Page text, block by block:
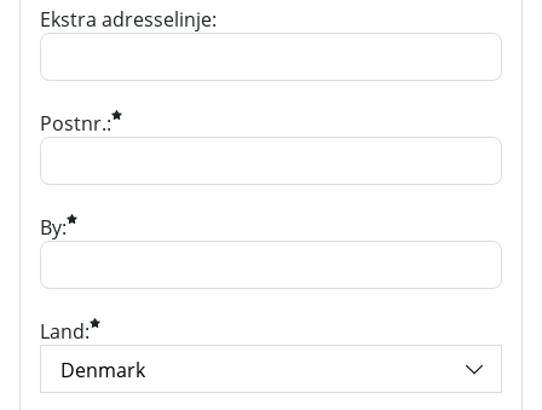
Ekstra adresselinje:
Postnr.:
By:
Land: